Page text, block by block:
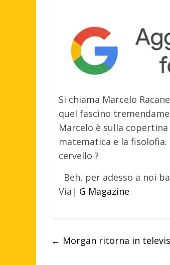
Si chiama Marcelo
quel fascino
Marcelo è sulla
matematica e la
cervello ?
Beh, per adesso a noi
Via| G Magazine
← Morgan ritorna in